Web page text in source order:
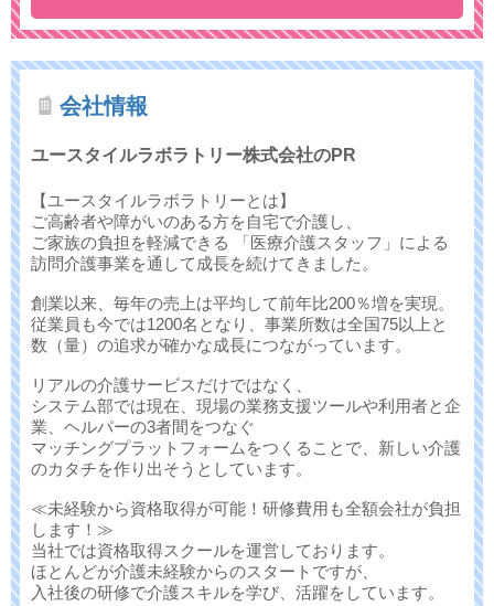
会社情報
ユースタイルラボラトリー株式会社のPR
【ユースタイルラボラトリーとは】
ご高齢者や障がいのある方を自宅で介護し、
ご家族の負担を軽減できる 「医療介護スタッフ」による
訪問介護事業を通して成長を続けてきました。
創業以来、毎年の売上は平均して前年比200％増を実現。
従業員も今では1200名となり、事業所数は全国75以上と
数（量）の追求が確かな成長につながっています。
リアルの介護サービスだけではなく、
システム部では現在、現場の業務支援ツールや利用者と企
業、ヘルパーの3者間をつなぐ
マッチングプラットフォームをつくることで、新しい介護
のカタチを作り出そうとしています。
≪未経験から資格取得が可能！研修費用も全額会社が負担
します！≫
当社では資格取得スクールを運営しております。
ほとんどが介護未経験からのスタートですが、
入社後の研修で介護スキルを学び、活躍をしています。